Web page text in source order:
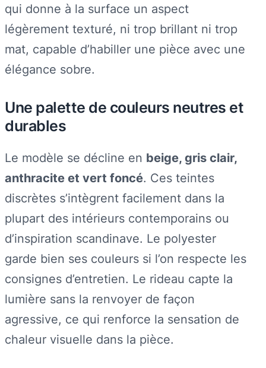
qui donne à la surface un aspect
légèrement texturé, ni trop brillant ni trop
mat, capable d’habiller une pièce avec une
élégance sobre.
Une palette de couleurs neutres et
durables
Le modèle se décline en beige, gris clair,
anthracite et vert foncé. Ces teintes
discrètes s’intègrent facilement dans la
plupart des intérieurs contemporains ou
d’inspiration scandinave. Le polyester
garde bien ses couleurs si l’on respecte les
consignes d’entretien. Le rideau capte la
lumière sans la renvoyer de façon
agressive, ce qui renforce la sensation de
chaleur visuelle dans la pièce.